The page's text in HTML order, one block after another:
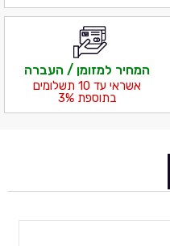
המחיר למזומן / העברה
אשראי עד 10 תשלומים
בתוספת 3%